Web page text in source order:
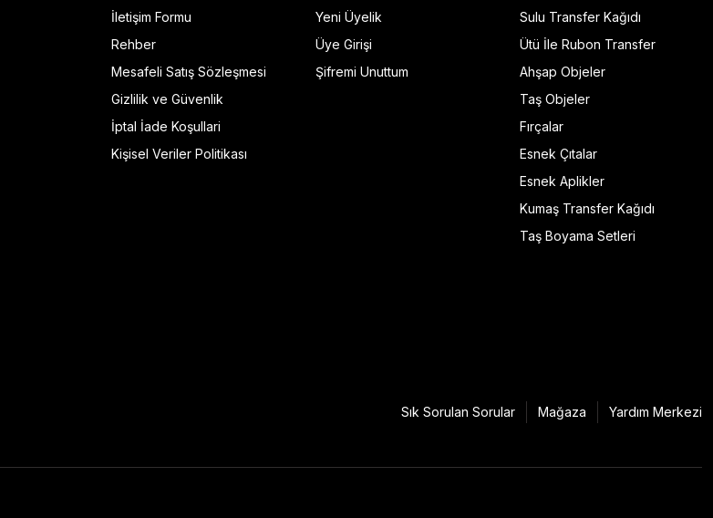
İletişim Formu
Rehber
Mesafeli Satış Sözleşmesi
Gizlilik ve Güvenlik
İptal İade Koşullari
Kişisel Veriler Politikası
Yeni Üyelik
Üye Girişi
Şifremi Unuttum
Sulu Transfer Kağıdı
Ütü İle Rubon Transfer
Ahşap Objeler
Taş Objeler
Fırçalar
Esnek Çıtalar
Esnek Aplikler
Kumaş Transfer Kağıdı
Taş Boyama Setleri
Sık Sorulan Sorular Mağaza Yardım Merkezi